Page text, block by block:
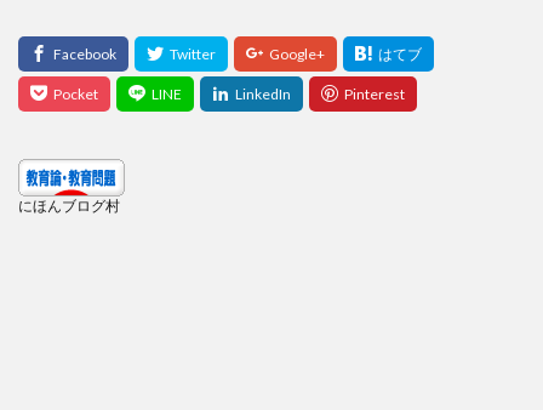
にほんブログ村